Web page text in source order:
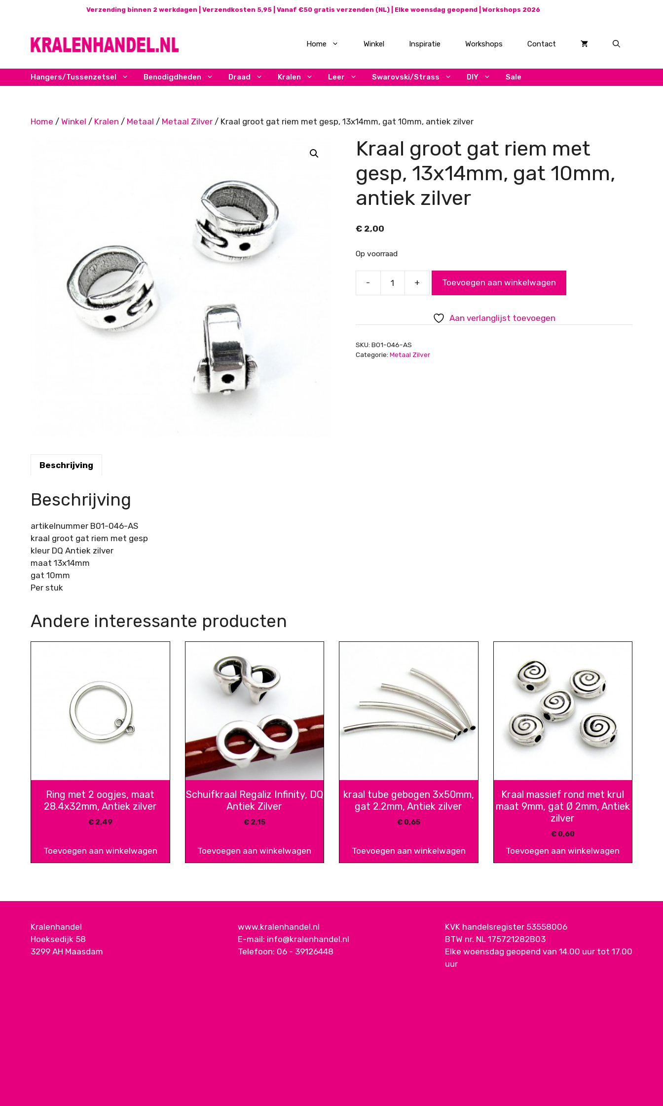
Verzending binnen 2 werkdagen | Verzendkosten 5,95 | Vanaf €50 gratis verzenden (NL) | Elke woensdag geopend | Workshops 2026
Home Winkel Inspiratie Workshops Contact
Hangers/Tussenzetsel Benodigdheden Draad Kralen Leer Swarovski/Strass DIY Sale
Home / Winkel / Kralen / Metaal / Metaal Zilver / Kraal groot gat riem met gesp, 13x14mm, gat 10mm, antiek zilver
Kraal groot gat riem met
gesp, 13x14mm, gat 10mm,
antiek zilver
€2,00
Op voorraad
-
riem
gesp,
+ Toevoegen aan winkelwagen
Aan verlanglijst toevoegen
SKU: B01-046-AS
Categorie: Metaal Zilver
Beschrijving
Beschrijving
artikelnummer B01-046-AS
kraal groot gat riem met gesp
kleur DQ Antiek zilver
maat 13x14mm
gat 10mm
Per stuk
Andere interessante producten
Ring met 2 oogjes, maat
28.4x32mm, Antiek zilver
€2,49
Toevoegen aan winkelwagen
Schuifkraal Regaliz Infinity, DQ
Antiek Zilver
€2,15
Toevoegen aan winkelwagen
kraal tube gebogen 3x50mm,
gat 2.2mm, Antiek zilver
€0,65
Toevoegen aan winkelwagen
Kraal massief rond met krul
maat 9mm, gat Ø 2mm, Antiek
zilver
€0,60
Toevoegen aan winkelwagen
Kralenhandel
Hoeksedijk 58
3299 AH Maasdam
www.kralenhandel.nl
E-mail: info@kralenhandel.nl
Telefoon: 06 - 39126448
KVK handelsregister 53558006
BTW nr. NL 175721282B03
Elke woensdag geopend van 14.00 uur tot 17.00
uur